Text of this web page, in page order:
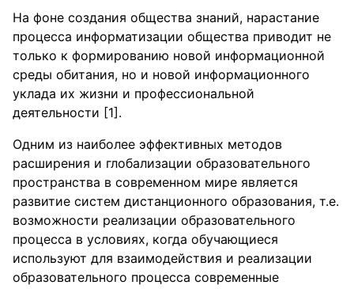
На фоне создания общества знаний, нарастание
процесса информатизации общества приводит не
только к формированию новой информационной
среды обитания, но и новой информационного
уклада их жизни и профессиональной
деятельности [1].
Одним из наиболее эффективных методов
расширения и глобализации образовательного
пространства в современном мире является
развитие систем дистанционного образования, т.е.
возможности реализации образовательного
процесса в условиях, когда обучающиеся
используют для взаимодействия и реализации
образовательного процесса современные